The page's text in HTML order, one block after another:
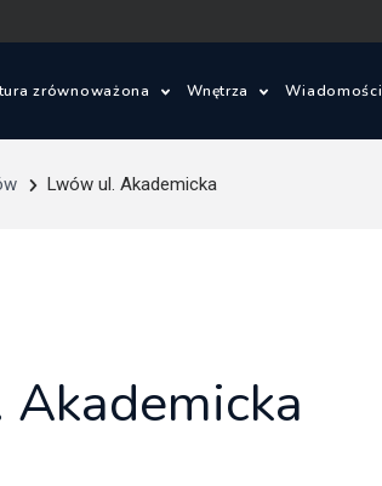
zrównoważona Wnętrza Wiadomości
Lwów ul. Akademicka